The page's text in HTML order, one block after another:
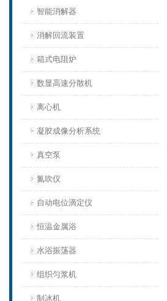
智能消解器
消解回流装置
箱式电阻炉
数显高速分散机
离心机
凝胶成像分析系统
真空泵
氮吹仪
自动电位滴定仪
恒温金属浴
水浴振荡器
组织匀浆机
制冰机